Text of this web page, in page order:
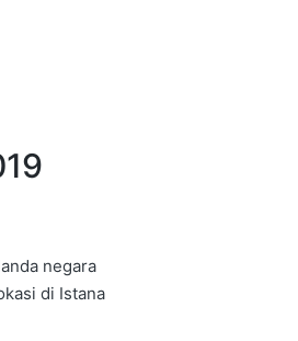
negara
di Istana